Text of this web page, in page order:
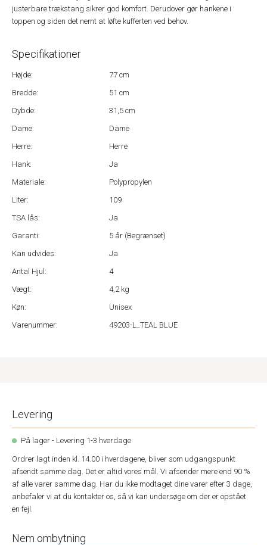
justerbare trækstang sikrer god komfort. Derudover gør hankene i
toppen og siden det nemt at løfte kufferten ved behov.
Specifikationer
Højde:
77 cm
Bredde:
51 cm
Dybde:
31,5 cm
Dame:
Dame
Herre:
Herre
Hank:
Ja
Materiale:
Polypropylen
Liter:
109
TSA lås:
Ja
Garanti:
5 år (Begrænset)
Kan udvides:
Ja
Antal Hjul:
4
Vægt:
4,2 kg
Køn:
Unisex
Varenummer:
49203-L_TEAL BLUE
Levering
På lager - Levering 1-3 hverdage
Ordrer lagt inden kl. 14.00 i hverdagene, bliver som udgangspunkt
afsendt samme dag. Det er altid vores mål. Vi afsender mere end 90 %
af alle varer samme dag. Har du ikke modtaget dine varer efter 3 dage,
anbefaler vi at du kontakter os, så vi kan undersøge om der er opstået
en fejl.
Nem ombytning